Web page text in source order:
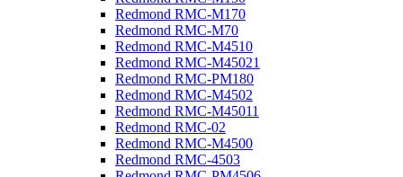
Redmond RMC-M170
Redmond RMC-M70
Redmond RMC-M4510
Redmond RMC-M45021
Redmond RMC-PM180
Redmond RMC-M4502
Redmond RMC-M45011
Redmond RMC-02
Redmond RMC-M4500
Redmond RMC-4503